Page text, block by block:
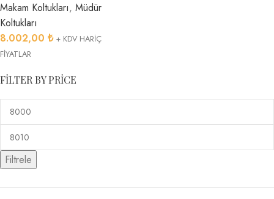
FILTER BY PRICE
Filtrele
Makam Koltukları, Müdür
Koltukları
8.002,00 ₺ + KDV HARİÇ
FİYATLAR